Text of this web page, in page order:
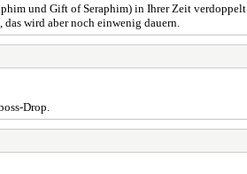
und Gift of Seraphim) in Ihrer Zeit verdoppelt.
wird aber noch einwenig dauern.
Drop.